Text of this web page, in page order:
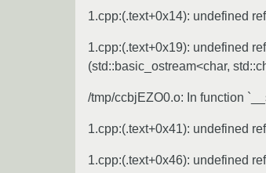
1.cpp:(.text+0x14): undefined
1.cpp:(.text+0x19): undefined
(std::basic_ostream<char,
/tmp/ccbjEZO0.o: In function
1.cpp:(.text+0x41): undefined
1.cpp:(.text+0x46): undefined